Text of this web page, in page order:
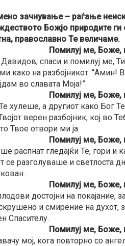
зачнување – раѓање
Божјо природите ги
православно Те величаме.
Помилуј ме, Боже,
спаси и помилуј ме,
како на разбојникот: “Амин!
во славата Моја!”
Помилуј ме, Боже,
хулеше, а другиот како Бог
верен разбојник, кој во
Твое отвори ми ја.
Помилуј ме, Боже,
распнат гледајќи Те, гори и
се разголуваше и светлоста
Помилуј ме, Боже,
достојни на покајание,
и смирение на духот,
Спасителу.
Помилуј ме, Боже,
мој, кога повторно со